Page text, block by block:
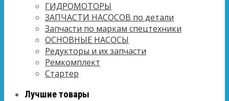
ГИДРОМОТОРЫ
ЗАПЧАСТИ НАСОСОВ по детали
Запчасти по маркам спецтехники
ОСНОВНЫЕ НАСОСЫ
Редукторы и их запчасти
Ремкомплект
Стартер
Лучшие товары